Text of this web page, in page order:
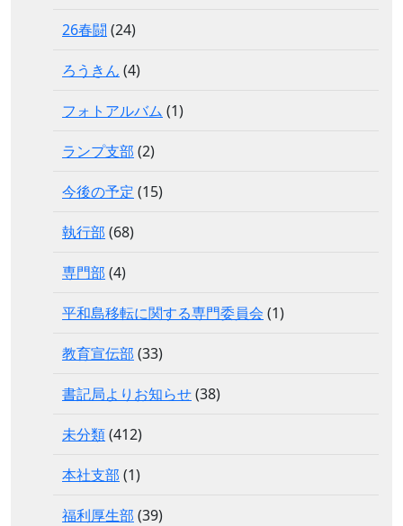
26春闘 (24)
ろうきん (4)
フォトアルバム (1)
ランプ支部 (2)
今後の予定 (15)
執行部 (68)
専門部 (4)
平和島移転に関する専門委員会 (1)
教育宣伝部 (33)
書記局よりお知らせ(38)
未分類(412)
本社支部 (1)
福利厚生部 (39)